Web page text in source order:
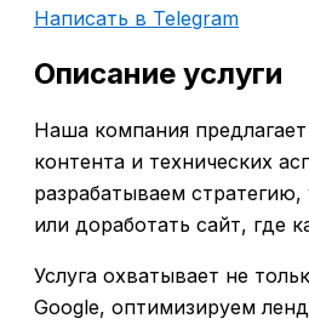
Написать в Telegram
Описание услуги
Наша компания
контента и технических
разрабатываем
или доработать сайт, где
Услуга охватывает не
Google, оптимизируем